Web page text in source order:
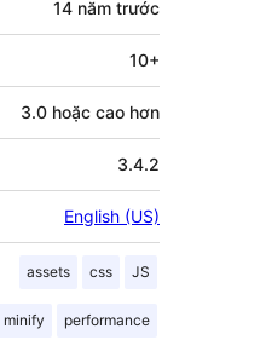
14 năm trước
10+
3.0 hoặc cao hơn
3.4.2
English (US)
assets css JS
minify performance